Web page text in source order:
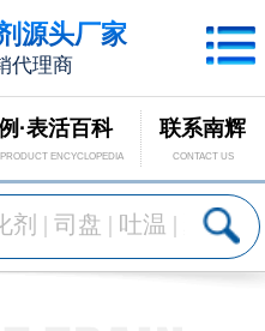
源头厂家
代理商
·表活百科
ENCYCLOPEDIA
联系南辉
CONTACT US